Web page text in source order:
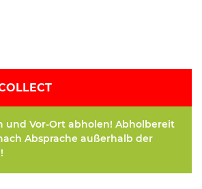
und Vor-Ort abholen! Abholbereit
Absprache außerhalb der